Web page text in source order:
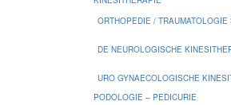
ORTHOPEDIE /
DE NEUROLOGISCHE
URO GYNAECOLOGISCHE
PODOLOGIE – PEDICURIE